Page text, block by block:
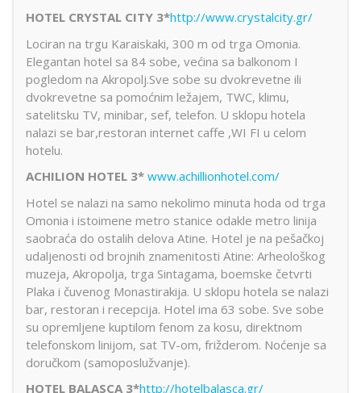
HOTEL CRYSTAL CITY 3*http://www.crystalcity.gr/
Lociran na trgu Karaiskaki, 300 m od trga Omonia.
Elegantan hotel sa 84 sobe, većina sa balkonom I
pogledom na Akropolj.Sve sobe su dvokrevetne ili
dvokrevetne sa pomoćnim ležajem, TWC, klimu,
satelitsku TV, minibar, sef, telefon. U sklopu hotela
nalazi se bar,restoran internet caffe ,WI FI u celom
hotelu.
ACHILION HOTEL 3* www.achillionhotel.com/
Hotel se nalazi na samo nekolimo minuta hoda od trga
Omonia i istoimene metro stanice odakle metro linija
saobraća do ostalih delova Atine. Hotel je na pešačkoj
udaljenosti od brojnih znamenitosti Atine: Arheološkog
muzeja, Akropolja, trga Sintagama, boemske četvrti
Plaka i čuvenog Monastirakija. U sklopu hotela se nalazi
bar, restoran i recepcija. Hotel ima 63 sobe. Sve sobe
su opremljene kuptilom fenom za kosu, direktnom
telefonskom linijom, sat TV-om, frižderom. Noćenje sa
doručkom (samoposlužvanje).
HOTEL BALASCA 3*http://hotelbalasca.gr/